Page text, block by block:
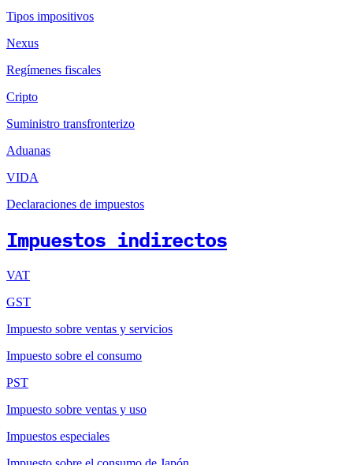
Tipos impositivos
Nexus
Regímenes fiscales
Cripto
Suministro transfronterizo
Aduanas
VIDA
Declaraciones de impuestos
Impuestos indirectos
VAT
GST
Impuesto sobre ventas y servicios
Impuesto sobre el consumo
PST
Impuesto sobre ventas y uso
Impuestos especiales